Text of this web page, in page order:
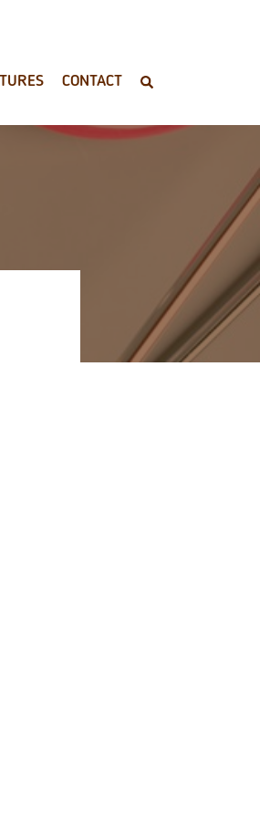
CONTACT